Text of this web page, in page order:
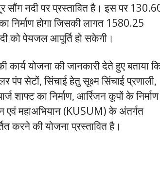
नदी पर प्रस्तावित है। इस पर
निर्माण होगा जिसकी लागत 1580.25
को पेयजल आपूर्ति हो सकेगी।
कार्य योजना की जानकारी देते हुए बताया
पंप सेटों, सिंचाई हेतु सूक्ष्म सिंचाई प्रणाली,
शाफ्ट का निर्माण, आर्रिजन कूपों के निर्माण
एवं महाअभियान (KUSUM) के अंतर्गत
करने की योजना प्रस्तावित है।